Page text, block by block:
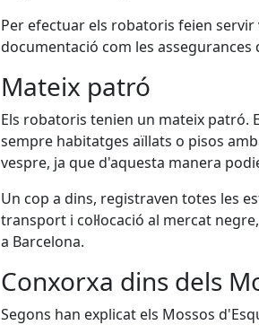
Per efectuar els robatoris feien
documentació com les assegurances
Mateix patró
Els robatoris tenien un mateix patró.
sempre habitatges aïllats o pisos
vespre, ja que d'aquesta manera
Un cop a dins, registraven totes les
transport i col·locació al mercat
a Barcelona.
Conxorxa dins dels
Segons han explicat els Mossos